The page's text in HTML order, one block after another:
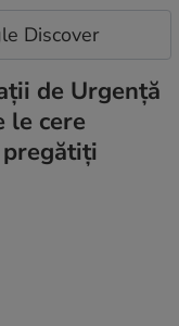
Discover
de Urgență
le cere